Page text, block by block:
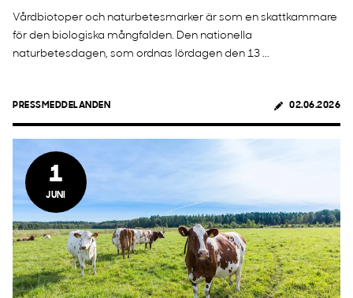
Vårdbiotoper och naturbetesmarker är som en skattkammare
för den biologiska mångfalden. Den nationella
naturbetesdagen, som ordnas lördagen den 13 ...
PRESSMEDDELANDEN 02.06.2026
1
JUNI